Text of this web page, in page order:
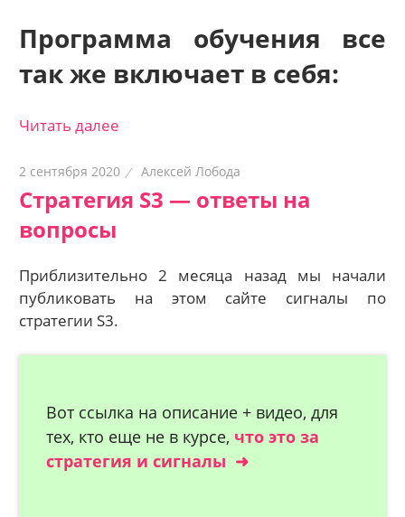
Программа обучения все
так же включает в себя:
Читать далее
2 сентября 2020 Алексей Лобода
Стратегия S3 — ответы на
вопросы
Приблизительно 2 месяца назад мы начали
публиковать на этом сайте сигналы по
стратегии S3.
Вот ссылка на описание + видео, для
тех, кто еще не в курсе, что это за
стратегия и сигналы ➜